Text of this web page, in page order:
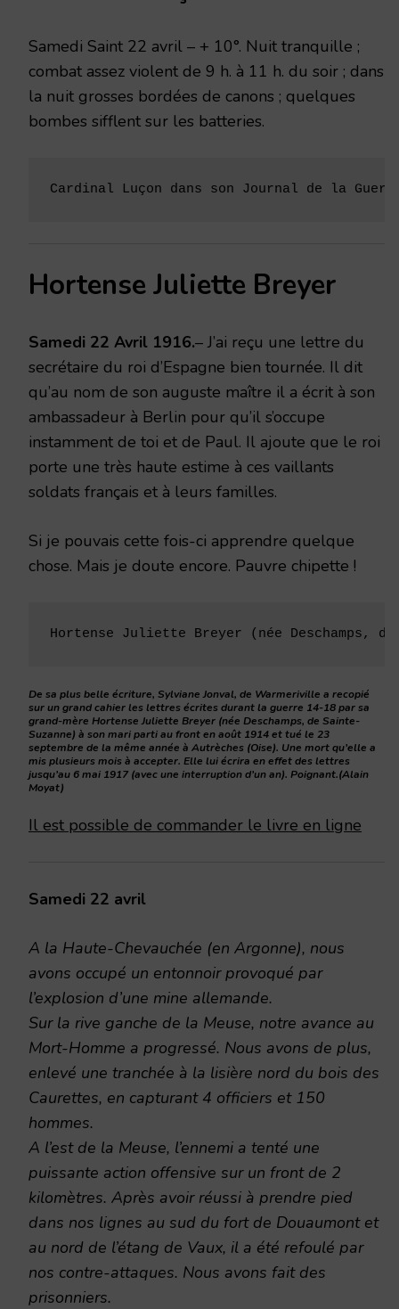
Samedi Saint 22 avril – + 10°. Nuit tranquille ;
combat assez violent de 9 h. à 11 h. du soir ; dans
la nuit grosses bordées de canons ; quelques
bombes sifflent sur les batteries.
Cardinal Luçon dans son Journal de la
Hortense Juliette Breyer
Samedi 22 Avril 1916.– J’ai reçu une lettre du
secrétaire du roi d’Espagne bien tournée. Il dit
qu’au nom de son auguste maître il a écrit à son
ambassadeur à Berlin pour qu’il s’occupe
instamment de toi et de Paul. Il ajoute que le roi
porte une très haute estime à ces vaillants
soldats français et à leurs familles.
Si je pouvais cette fois-ci apprendre quelque
chose. Mais je doute encore. Pauvre chipette !
Hortense Juliette Breyer (née Deschamps,
De sa plus belle écriture, Sylviane Jonval, de Warmeriville a recopié
sur un grand cahier les lettres écrites durant la guerre 14-18 par sa
grand-mère Hortense Juliette Breyer (née Deschamps, de Sainte-
Suzanne) à son mari parti au front en août 1914 et tué le 23
septembre de la même année à Autrèches (Oise). Une mort qu’elle a
mis plusieurs mois à accepter. Elle lui écrira en effet des lettres
jusqu’au 6 mai 1917 (avec une interruption d’un an). Poignant.(Alain
Moyat)
Il est possible de commander le livre en ligne
Samedi 22 avril
A la Haute-Chevauchée (en Argonne), nous
avons occupé un entonnoir provoqué par
l’explosion d’une mine allemande.
Sur la rive ganche de la Meuse, notre avance au
Mort-Homme a progressé. Nous avons de plus,
enlevé une tranchée à la lisière nord du bois des
Caurettes, en capturant 4 officiers et 150
hommes.
A l’est de la Meuse, l’ennemi a tenté une
puissante action offensive sur un front de 2
kilomètres. Après avoir réussi à prendre pied
dans nos lignes au sud du fort de Douaumont et
au nord de l’étang de Vaux, il a été refoulé par
nos contre-attaques. Nous avons fait des
prisonniers.